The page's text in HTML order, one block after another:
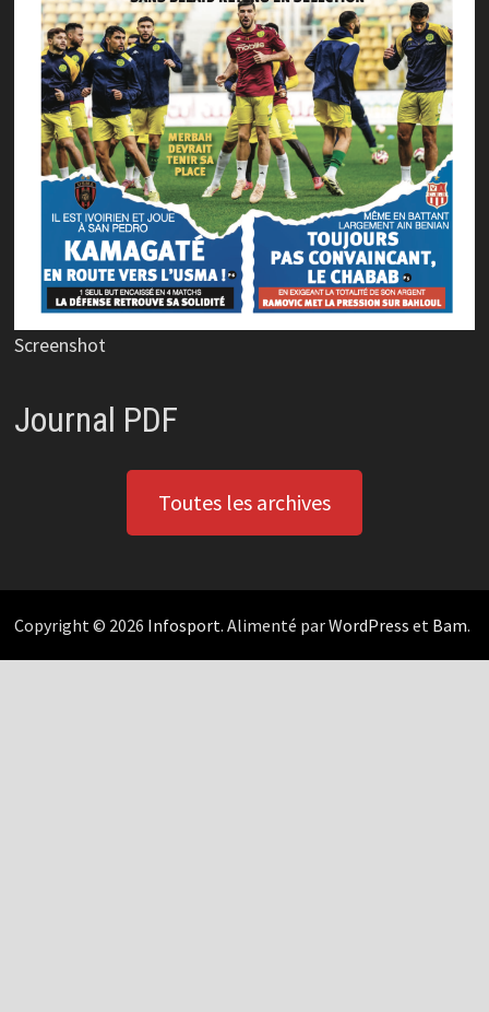
Screenshot
Journal PDF
Toutes les archives
Copyright © 2026 Infosport. Alimenté parWordPress et Bam.